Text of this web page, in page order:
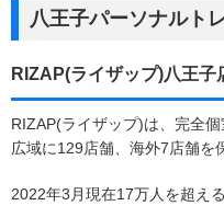
八王子パーソナルト
RIZAP(ライザップ)八王子
RIZAP(ライザップ)は、完全
広域に129店舗、海外7店舗を
2022年3月現在17万人を超え